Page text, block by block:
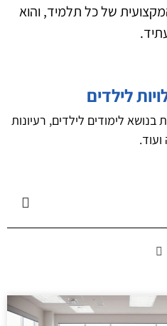
של כל תלמיד, והוא
לילדים
לימודים לילדים, רעיונות